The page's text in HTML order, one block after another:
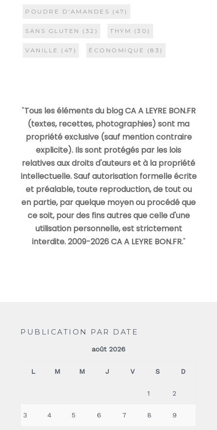
POUDRE D'AMANDES (47)
SANS GLUTEN (32) THYM (30)
VANILLE (47) ÉCONOMIQUE (83)
"Tous les éléments du blog CA A LEYRE BON.FR
(textes, recettes, photographies) sont ma
propriété exclusive (sauf mention contraire
explicite). Ils sont protégés par les lois
relatives aux droits d'auteurs et à la propriété
intellectuelle. Sauf autorisation formelle écrite
et préalable, toute reproduction, de tout ou
en partie, par quelque moyen ou procédé que
ce soit, pour des fins autres que celle d'une
utilisation personnelle, est strictement
interdite. 2009-2026 CA A LEYRE BON.FR."
PUBLICATION PAR DATE
août 2026
L M M J V S D
1 2
3 4 5 6 7 8 9